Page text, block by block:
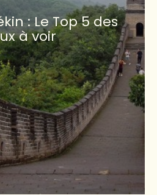
: Le Top 5 des
à voir